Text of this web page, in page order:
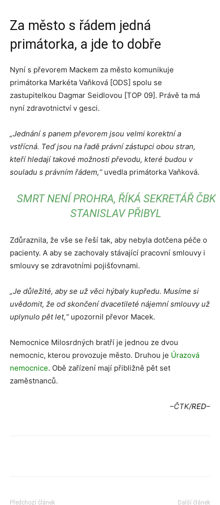
Za město s řádem jedná
primátorka, a jde to dobře
Nyní s převorem Mackem za město komunikuje
primátorka Markéta Vaňková [ODS] spolu se
zastupitelkou Dagmar Seidlovou [TOP 09]. Právě ta má
nyní zdravotnictví v gesci.
„Jednání s panem převorem jsou velmi korektní a
vstřícná. Teď jsou na řadě právní zástupci obou stran,
kteří hledají takové možnosti převodu, které budou v
souladu s právním řádem,“ uvedla primátorka Vaňková.
SMRT NENÍ PROHRA, ŘÍKÁ SEKRETÁŘ ČBK
STANISLAV PŘIBYL
Zdůraznila, že vše se řeší tak, aby nebyla dotčena péče o
pacienty. A aby se zachovaly stávající pracovní smlouvy i
smlouvy se zdravotními pojišťovnami.
„Je důležité, aby se už věci hýbaly kupředu. Musíme si
uvědomit, že od skončení dvacetileté nájemní smlouvy už
uplynulo pět let,“upozornil převor Macek.
Nemocnice Milosrdných bratří je jednou ze dvou
nemocnic, kterou provozuje město. Druhou je Úrazová
nemocnice. Obě zařízení mají přibližně pět set
zaměstnanců.
–ČTK/RED–
Předchozí článek Další článek